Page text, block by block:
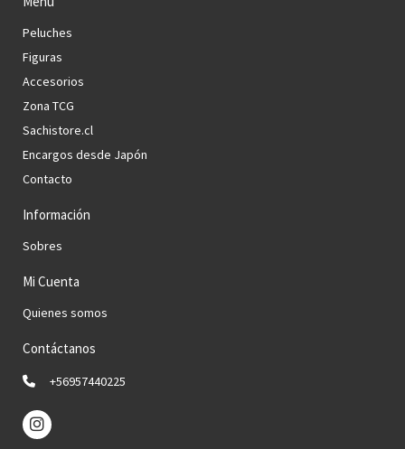
Peluches
Figuras
Accesorios
Zona TCG
Sachistore.cl
Encargos desde Japón
Contacto
Información
Sobres
Mi Cuenta
Quienes somos
Contáctanos
+56957440225